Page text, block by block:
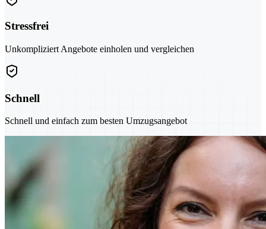
Stressfrei
Unkompliziert Angebote einholen und vergleichen
Schnell
Schnell und einfach zum besten Umzugsangebot